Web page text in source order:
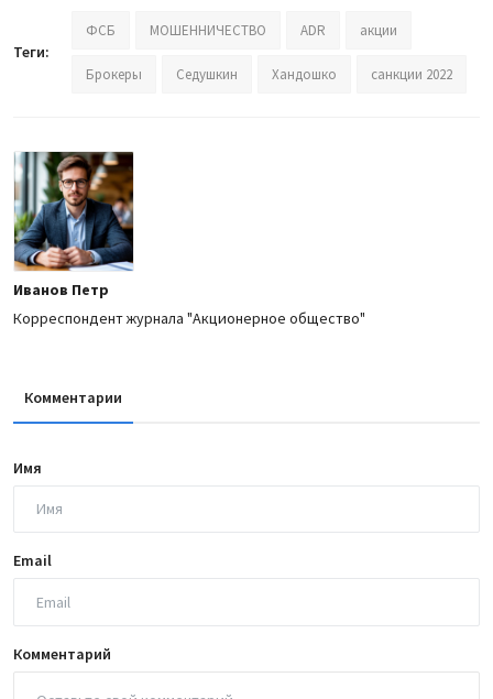
Теги:
ФСБ МОШЕННИЧЕСТВО ADR акции
Брокеры Седушкин Хандошко санкции 2022
Иванов Петр
Корреспондент журнала "Акционерное общество"
Комментарии
Имя
Email
Комментарий